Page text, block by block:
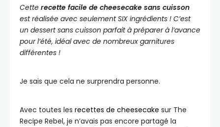
Cette recette facile de cheesecake sans cuisson
est réalisée avec seulement SIX ingrédients ! C’est
un dessert sans cuisson parfait à préparer à l’avance
pour l’été, idéal avec de nombreux garnitures
différentes !
Je sais que cela ne surprendra personne.
Avec toutes les recettes de cheesecake sur The
Recipe Rebel, je n’avais pas encore partagé la